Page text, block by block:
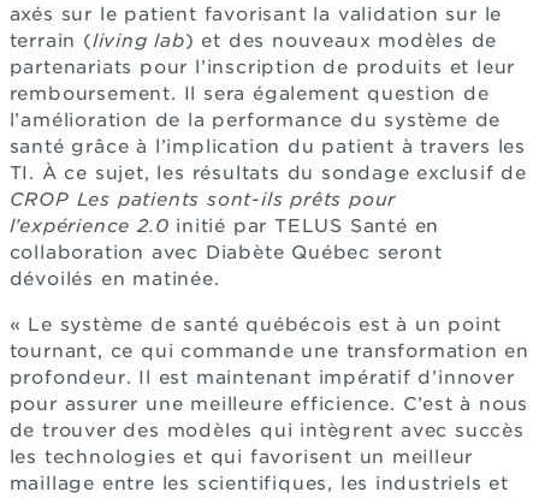
axés sur le patient favorisant la validation sur le
terrain (living lab) et des nouveaux modèles de
partenariats pour l’inscription de produits et leur
remboursement. Il sera également question de
l’amélioration de la performance du système de
santé grâce à l’implication du patient à travers les
TI. À ce sujet, les résultats du sondage exclusif de
CROP Les patients sont-ils prêts pour
l’expérience 2.0 initié par TELUS Santé en
collaboration avec Diabète Québec seront
dévoilés en matinée.
« Le système de santé québécois est à un point
tournant, ce qui commande une transformation en
profondeur. Il est maintenant impératif d’innover
pour assurer une meilleure efficience. C’est à nous
de trouver des modèles qui intègrent avec succès
les technologies et qui favorisent un meilleur
maillage entre les scientifiques, les industriels et